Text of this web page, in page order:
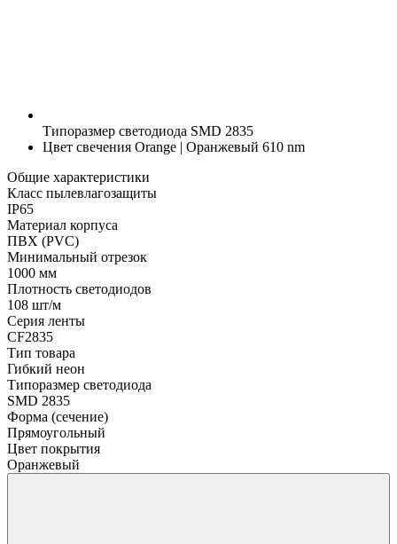
Типоразмер светодиода SMD 2835
Цвет свечения Orange | Оранжевый 610 nm
Общие характеристики
Класс пылевлагозащиты
IP65
Материал корпуса
ПВХ (PVC)
Минимальный отрезок
1000 мм
Плотность светодиодов
108 шт/м
Серия ленты
CF2835
Тип товара
Гибкий неон
Типоразмер светодиода
SMD 2835
Форма (сечение)
Прямоугольный
Цвет покрытия
Оранжевый